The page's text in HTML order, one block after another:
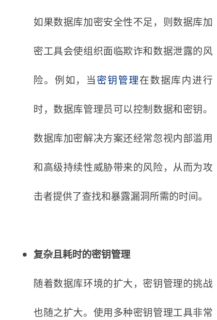
如果数据库加密安全性不足，则数据库加
密工具会使组织面临欺诈和数据泄露的风
险。例如，当密钥管理在数据库内进行
时，数据库管理员可以控制数据和密钥。
数据库加密解决方案还经常忽视内部滥用
和高级持续性威胁带来的风险，从而为攻
击者提供了查找和暴露漏洞所需的时间。
复杂且耗时的密钥管理
随着数据库环境的扩大，密钥管理的挑战
也随之扩大。使用多种密钥管理工具非常